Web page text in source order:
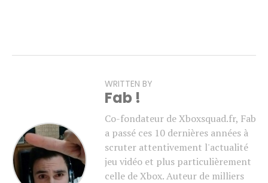
WRITTEN BY
Fab !
Co-fondateur de Xboxsquad.fr, Fab
a passé ces 10 dernières années à
scruter attentivement l'actualité
jeu vidéo et plus particulièrement
celle de Xbox. Auteur de milliers